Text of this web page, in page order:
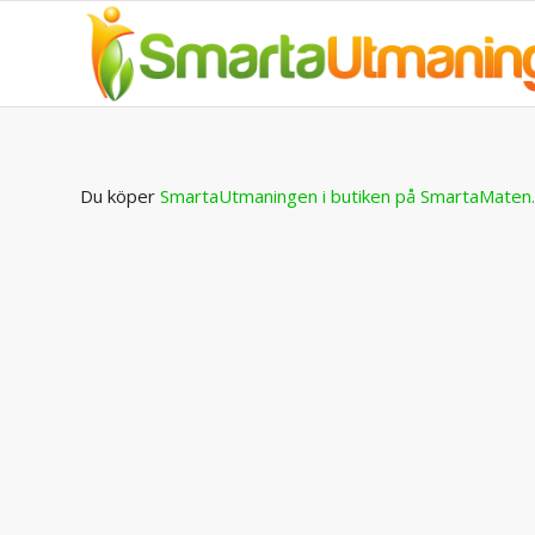
Du köper SmartaUtmaningen i butiken på